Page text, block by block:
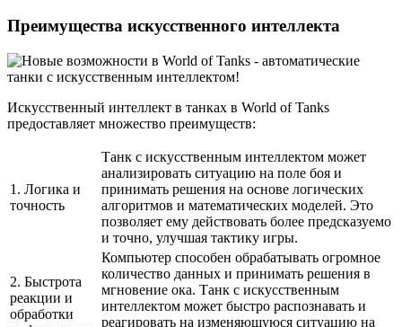
Преимущества искусственного интеллекта
Искусственный интеллект в танках в World of Tanks
предоставляет множество преимуществ:
1. Логика и
точность
Танк с искусственным интеллектом может
анализировать ситуацию на поле боя и
принимать решения на основе логических
алгоритмов и математических моделей. Это
позволяет ему действовать более предсказуемо
и точно, улучшая тактику игры.
2. Быстрота
реакции и
обработки
Компьютер способен обрабатывать огромное
количество данных и принимать решения в
мгновение ока. Танк с искусственным
интеллектом может быстро распознавать и
реагировать на изменяющуюся ситуацию на